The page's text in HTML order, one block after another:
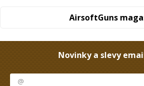
AirsoftGuns
Novinky a slevy